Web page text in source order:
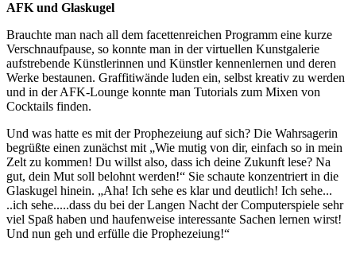
AFK und Glaskugel
Brauchte man nach all dem facettenreichen Programm eine kurze
Verschnaufpause, so konnte man in der virtuellen Kunstgalerie
aufstrebende Künstlerinnen und Künstler kennenlernen und deren
Werke bestaunen. Graffitiwände luden ein, selbst kreativ zu werden
und in der AFK-Lounge konnte man Tutorials zum Mixen von
Cocktails finden.
Und was hatte es mit der Prophezeiung auf sich? Die Wahrsagerin
begrüßte einen zunächst mit „Wie mutig von dir, einfach so in mein
Zelt zu kommen! Du willst also, dass ich deine Zukunft lese? Na
gut, dein Mut soll belohnt werden!“ Sie schaute konzentriert in die
Glaskugel hinein. „Aha! Ich sehe es klar und deutlich! Ich sehe...
..ich sehe.....dass du bei der Langen Nacht der Computerspiele sehr
viel Spaß haben und haufenweise interessante Sachen lernen wirst!
Und nun geh und erfülle die Prophezeiung!“